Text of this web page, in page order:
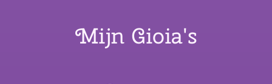
Mijn Gioia's